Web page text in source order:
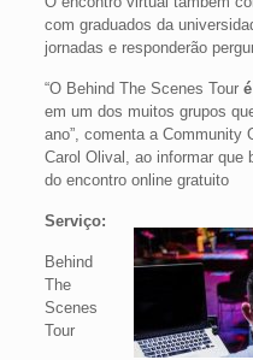
com graduados da
jornadas e responderão
“O Behind The Scenes Tour é
em um dos muitos grupos
ano”, comenta a Community
Carol Olival, ao informar que
do encontro online gratuito
Serviço:
Behind
The
Scenes
Tour